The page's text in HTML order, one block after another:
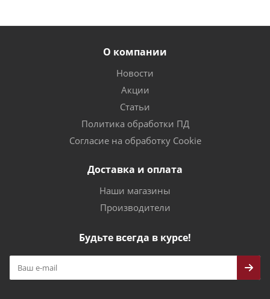
О компании
Новости
Акции
Статьи
Политика обработки ПД
Согласие на обработку Cookie
Доставка и оплата
Наши магазины
Производители
Будьте всегда в курсе!